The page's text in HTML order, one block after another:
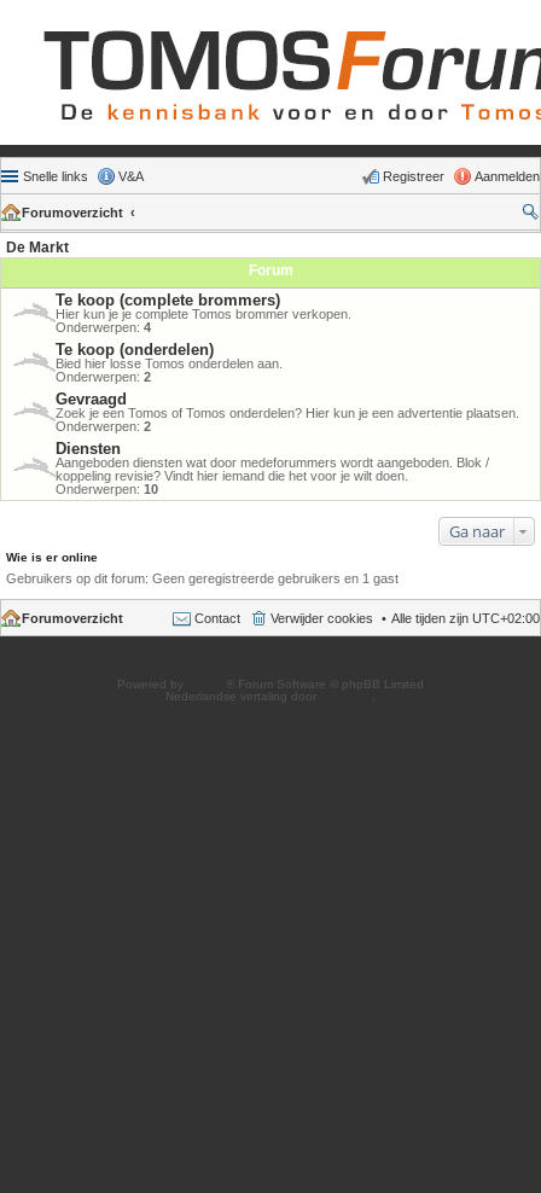
Snelle links V&A Aanmelden
Registreer
Forumoverzicht
De Markt
Forum
Te koop (complete brommers)
Hier kun je je complete Tomos brommer verkopen.
Onderwerpen: 4
Te koop (onderdelen)
Bied hier losse Tomos onderdelen aan.
Onderwerpen: 2
Gevraagd
Zoek je een Tomos of Tomos onderdelen? Hier kun je een advertentie plaatsen.
Onderwerpen: 2
Diensten
Aangeboden diensten wat door medeforummers wordt aangeboden. Blok /
koppeling revisie? Vindt hier iemand die het voor je wilt doen.
Onderwerpen: 10
Ga naar
Wie is er online
Gebruikers op dit forum: Geen geregistreerde gebruikers en 1 gast
Forumoverzicht Alle tijden zijn UTC+02:00
Verwijder cookies
Contact
Powered by
® Forum Software © phpBB Limited
Nederlandse vertaling door
.